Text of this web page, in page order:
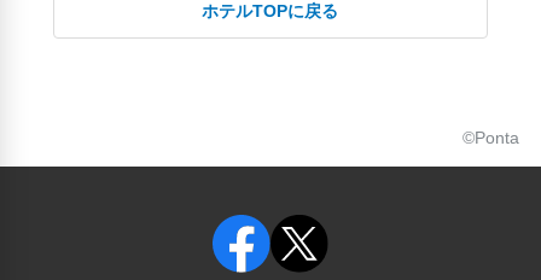
ホテルTOPに戻る
©Ponta